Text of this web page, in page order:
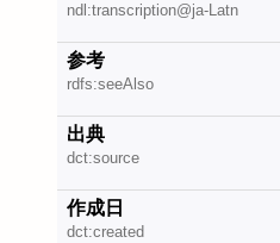
ndl:transcription@ja-Latn
参考
rdfs:seeAlso
出典
dct:source
作成日
dct:created